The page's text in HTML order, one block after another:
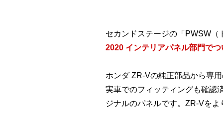
セカンドステージの「PWSW
2020 インテリアパネル部門で
ホンダ ZR-Vの純正部品から専
実車でのフィッティングも確認
ジナルのパネルです。ZR-Vを